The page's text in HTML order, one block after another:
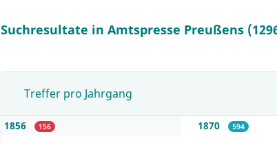
Suchresultate in Amtspresse Preußens
Treffer pro Jahrgang
1856 156 1870 594